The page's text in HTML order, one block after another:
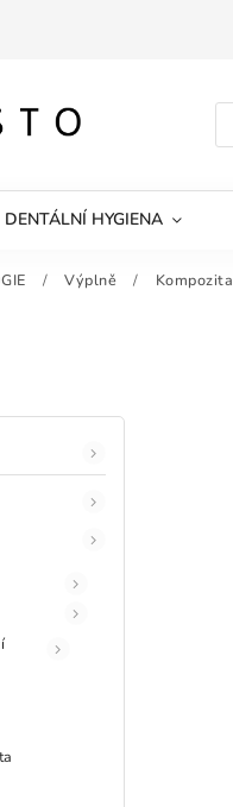
DENTÁLNÍ HYGIENA
/ Výplně / Kompozita